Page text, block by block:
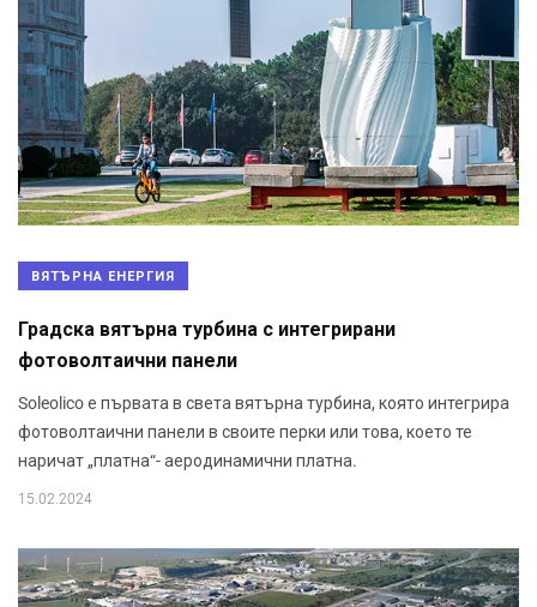
ВЯТЪРНА ЕНЕРГИЯ
Градска вятърна турбина с интегрирани
фотоволтаични панели
Soleolico е първата в света вятърна турбина, която интегрира
фотоволтаични панели в своите перки или това, което те
наричат „платна“- аеродинамични платна.
15.02.2024